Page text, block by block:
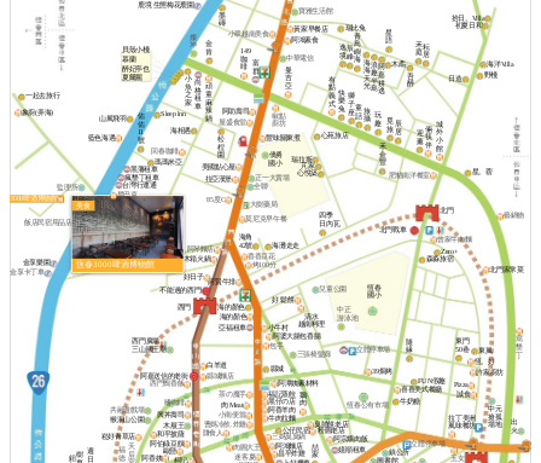
美食
恆春3000啤酒博物館
中華電信
富
群
149
咖
啡
燦
坤
尚
格
租
車
慕蘭
美國點心屋
拉亞漢堡
85度C
瑪瑪米亞
黑藩租車
木箱火鍋
山風飛羽
藍色海遇
監理所
初夏日和
僑勇
國小
正一大賣場
全聯
莫尼克早午餐
四季
日內瓦
不能過的西門
北門戰車
北門
西門
海的顏色
海的顏色
亞福租車
兒童公園 恆春
國小
中正
游泳池
清水
越南料理
小牛村
阿賢牛排
包手
縣城
立體停車場
39焗烤
恆春公有市場
福記蒸餃
黑仔の店
阿香羊肉
阿鴻麵店
東門
50巷 東風
中元
搶孤
場地
出
火
鎮公所
圖書館
白羊道
西門廣場
三山國王廟
阿嘉送信的老街
木屐王
阿伯綠豆饌
天
后
週
日
柯記
海相遇
豐味關東煮
城
外
小
館
粉圓老店
臭脯餅老店
歐戀
墨
磚
鹿境 生態梅花鹿園
瘋墾丁租車
好日子
野棧
3000啤酒博物館
北門家常菜
Zero+
崧好青草店
迎
薰
阿婆大腸包香腸
佑
佑
11
號
公仔民宿
黃家早餐店
恆。好
阿潭姨素材料
牛肉拉麵
象廚(弄海)
日造
興丼壽司
阿鴻素食
拾日。Villa
台灣行運通
寶雅生活館
鈕
茶の魔手
曹媽冷飲.炸雞
貝殼小棧
樹
昌平炸雞
隨
緣
Pizza
牛奶糖
金
肯
拉丁美洲
風味餐坊
瑞比兔
一起去旅行
星巴克
誠食
迷客夏
FUN假趣
旅
攝
夏爾麗
海灘走走
小
魚
之
家
耘
居
吾
醉
禾
庭
芃家
童
話
獅
子
座 玩
趣
快
樂
兔
辰
居
心悅築
海
海
天
光
立體停車場
曾家牛肉麵
小翠越南美食
三張椅髮廊
屋盛食堂
7號鍋
大樹藥局
共融遊戲場
猴洞山公園
玉女
頑
童
麻
辣
鍋
許家廚坊
倆
筷
伴
森淼旅宿
馥
境
飯店民宿用品店
阿琴麵店
阿助壽司
嗜咖啡
肥貓南洋餐室
窩
墾
丁
肉圓大王
三媽臭臭鍋
縣城麵店
海洋Villa
浪
趣
半
島
瑞拉斯
辰
峰
小南便當
逸
境
好 鬆餅
星。蓿
和平披薩
青
鳥
嶼
海
阿
嘉
耕
逃
木矞
心苑旅店
禾
金
豐
Sleep lnn
松
桯
園
覓
旅
鵝
肉
喆
家
肉 Meat
曼
吉
亞
醉妃亭也
金享樂園
阿宗爌肉飯
喜喜美式餐廳
有
點
義
式
回春咖啡
海角
42號
藝鍋物
金享卡丁車
福
德
星
語
阿香姨
椒點
廚坊
嬑順租車
烤100分
香香豆花
賺食人
西門鴨香飯